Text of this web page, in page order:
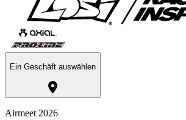
Ein Geschäft auswählen
Airmeet 2026